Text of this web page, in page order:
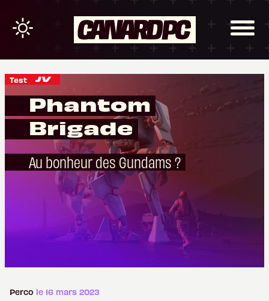
Test
Phantom
Brigade
Au bonheur des Gundams ?
Perco le 16 mars 2023